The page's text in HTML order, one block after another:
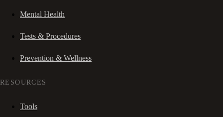
Mental Health
Tests & Procedures
Prevention & Wellness
RESOURCES
Tools